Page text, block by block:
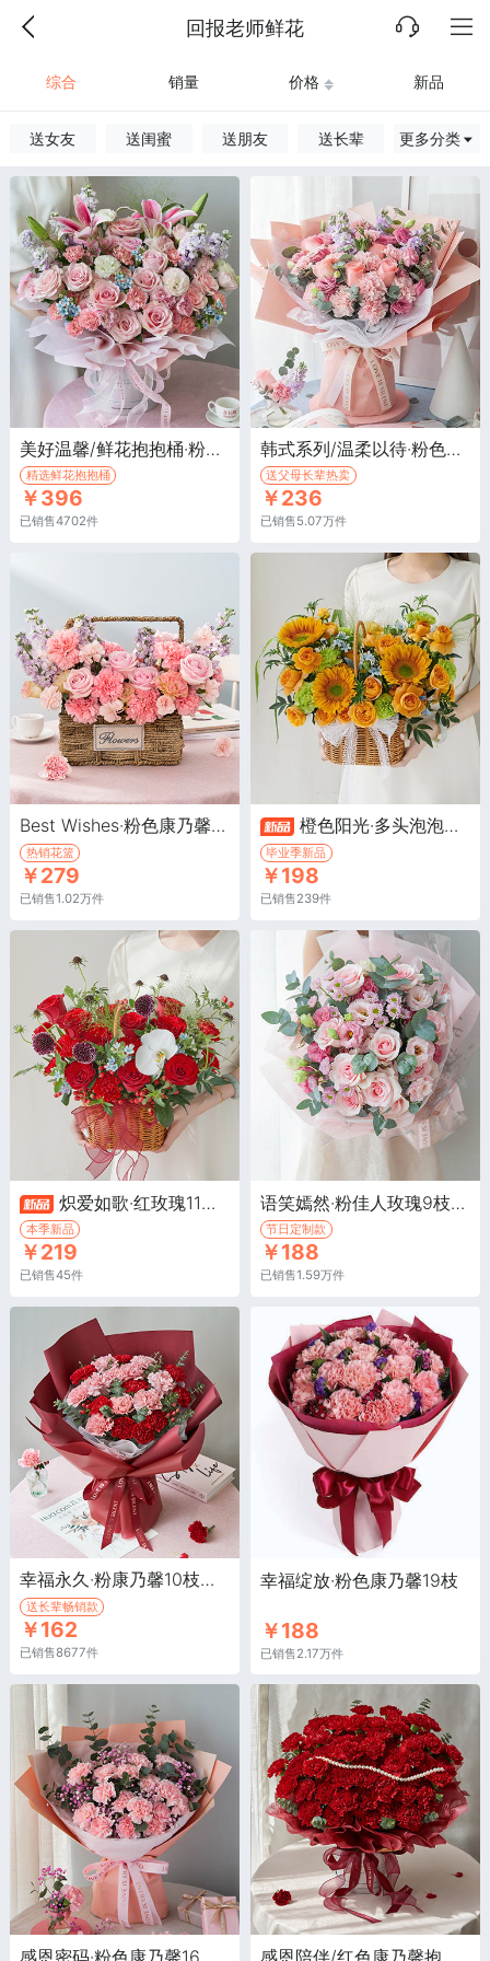
回报老师鲜花
综合 销量 价格 新品
送女友 送闺蜜 送朋友 送长辈 更多分类
美好温馨/鲜花抱抱桶·粉色百合2枝，粉玫瑰15枝，粉色康乃馨8枝，紫色紫罗兰6枝
精选鲜花抱抱桶
￥396
已销售4702件
韩式系列/温柔以待·粉色康乃馨13枝，戴安娜玫瑰5枝、粉色洋桔梗5枝、浅紫紫罗兰5枝、尤加利10枝
送父母长辈热卖
￥236
已销售5.07万件
Best Wishes·粉色康乃馨+粉红雪山/戴安娜粉玫瑰+紫罗兰
热销花篮
￥279
已销售1.02万件
橙色阳光·多头泡泡果汁阳台5枝，绿色康乃馨8枝，绿心向日葵4枝
毕业季新品
￥198
已销售239件
炽爱如歌·红玫瑰11枝，红色康乃馨13枝，红豆3枝
本季新品
￥219
已销售45件
语笑嫣然·粉佳人玫瑰9枝、粉色小菊、洋桔梗、大叶尤加利
节日定制款
￥188
已销售1.59万件
幸福永久·粉康乃馨10枝，红色康乃馨9枝
送长辈畅销款
￥162
已销售8677件
幸福绽放·粉色康乃馨19枝
￥188
已销售2.17万件